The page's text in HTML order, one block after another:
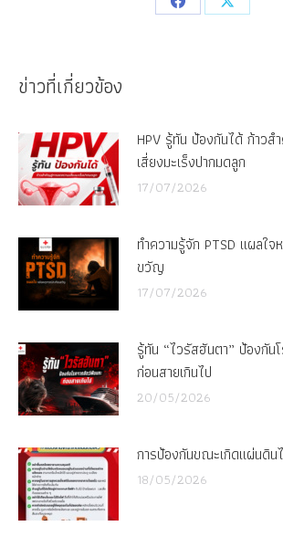
Share
Share
ข่าวที่เกี่ยวข้อง
HPV รู้ทัน ป้องกันได้ ก้าว
เสี่ยงมะเร็งปากมดลูก
17/07/2026
ทำความรู้จัก PTSD แผลใ
ขวัญ
17/07/2026
รู้ทัน “ไวรัสฮันตา” ป้องกัน
ก่อนสายเกินไป
20/05/2026
การป้องกันขณะเกิดแผ่นดิน
18/05/2026